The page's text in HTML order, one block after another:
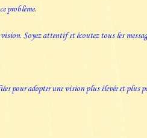
problème.
Soyez attentif et écoutez tous les
pour adopter une vision plus élevée et plus